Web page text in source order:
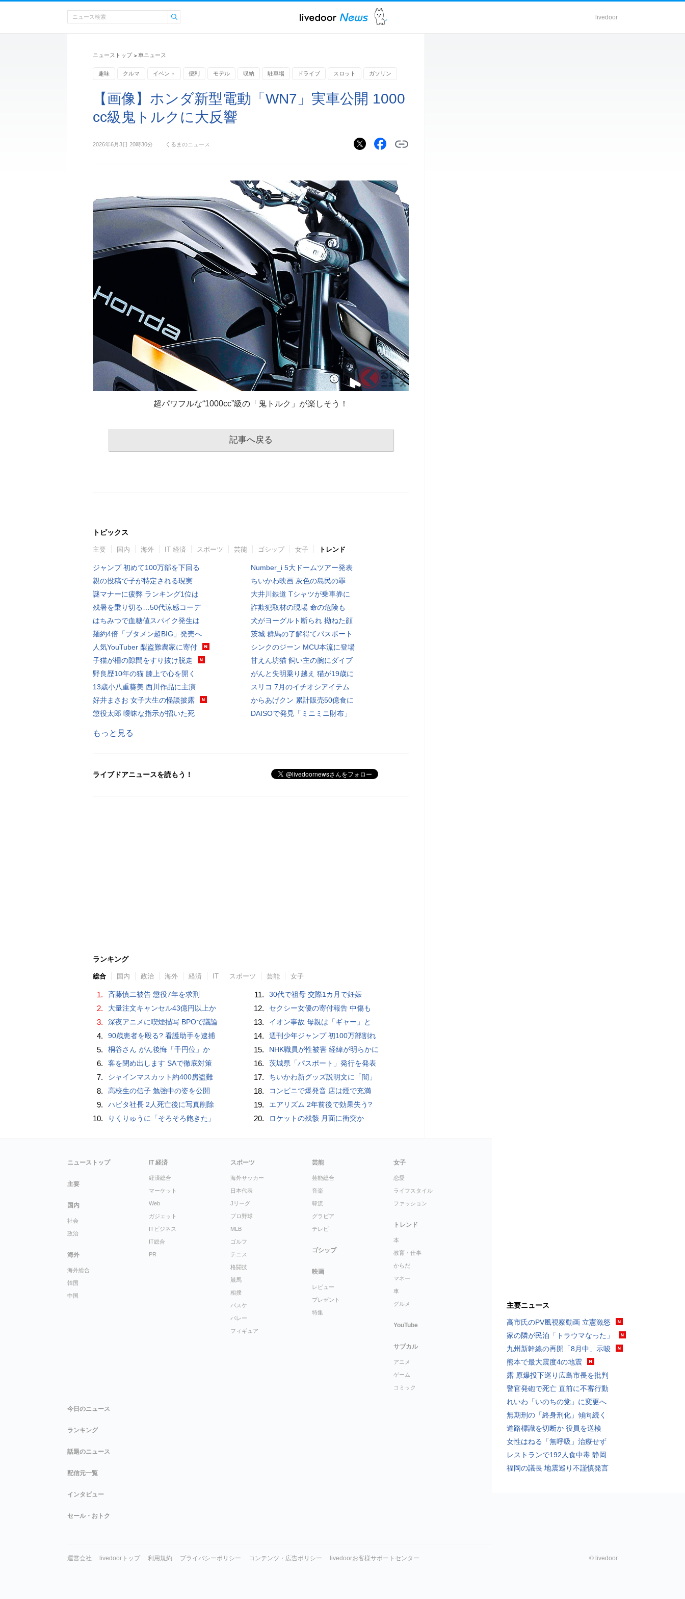
livedoor
ニューストップ > 車ニュース
趣味 クルマ イベント 便利 モデル 収納 駐車場 ドライブ スロット ガソリン
【画像】ホンダ新型電動「WN7」実車公開 1000
cc級鬼トルクに大反響
2026年6月3日 20時30分 くるまのニュース
超パワフルな“1000cc”級の「鬼トルク」が楽しそう！
記事へ戻る
トピックス
主要 国内 海外 IT 経済 スポーツ 芸能 ゴシップ 女子 トレンド
ジャンプ 初めて100万部を下回る
親の投稿で子が特定される現実
謎マナーに疲弊 ランキング1位は
残暑を乗り切る…50代涼感コーデ
はちみつで血糖値スパイク発生は
麺約4倍「ブタメン超BIG」発売へ
人気YouTuber 梨盗難農家に寄付
子猫が柵の隙間をすり抜け脱走
野良歴10年の猫 膝上で心を開く
13歳小八重葵美 西川作品に主演
好井まさお 女子大生の怪談披露
懲役太郎 曖昧な指示が招いた死
Number_i 5大ドームツアー発表
ちいかわ映画 灰色の島民の罪
大井川鉄道 Tシャツが乗車券に
詐欺犯取材の現場 命の危険も
犬がヨーグルト断られ 拗ねた顔
茨城 群馬の了解得てパスポート
シンクのジーン MCU本流に登場
甘えん坊猫 飼い主の腕にダイブ
がんと失明乗り越え 猫が19歳に
スリコ 7月のイチオシアイテム
からあげクン 累計販売50億食に
DAISOで発見「ミニミニ財布」
もっと見る
ライブドアニュースを読もう！
ランキング
総合 国内 政治 海外 経済 IT スポーツ 芸能 女子
1. 斉藤慎二被告 懲役7年を求刑
2. 大量注文キャンセル43億円以上か
3. 深夜アニメに喫煙描写 BPOで議論
4. 90歳患者を殴る? 看護助手を逮捕
5. 桐谷さん がん後悔「千円位」か
6. 客を閉め出します SAで徹底対策
7. シャインマスカット約400房盗難
8. 高校生の信子 勉強中の姿を公開
9. ハビタ社長 2人死亡後に写真削除
10. りくりゅうに「そろそろ飽きた」
11. 30代で祖母 交際1カ月で妊娠
12. セクシー女優の寄付報告 中傷も
13. イオン事故 母親は「ギャー」と
14. 週刊少年ジャンプ 初100万部割れ
15. NHK職員が性被害 経緯が明らかに
16. 茨城県「パスポート」発行を発表
17. ちいかわ新グッズ説明文に「闇」
18. コンビニで爆発音 店は煙で充満
19. エアリズム 2年前後で効果失う?
20. ロケットの残骸 月面に衝突か
主要ニュース
高市氏のPV風視察動画 立憲激怒
家の隣が民泊「トラウマなった」
九州新幹線の再開「8月中」示唆
熊本で最大震度4の地震
露 原爆投下巡り広島市長を批判
警官発砲で死亡 直前に不審行動
れいわ「いのちの党」に変更へ
無期刑の「終身刑化」傾向続く
道路標識を切断か 役員を送検
女性はねる「無呼吸」治療せず
レストランで192人食中毒 静岡
福岡の議長 地震巡り不謹慎発言
ニューストップ
主要
国内
社会
政治
海外
海外総合
韓国
中国
IT 経済
経済総合
マーケット
Web
ガジェット
ITビジネス
IT総合
PR
スポーツ
海外サッカー
日本代表
Jリーグ
プロ野球
MLB
ゴルフ
テニス
格闘技
競馬
相撲
バスケ
バレー
フィギュア
芸能
芸能総合
音楽
韓流
グラビア
テレビ
ゴシップ
映画
レビュー
プレゼント
特集
女子
恋愛
ライフスタイル
ファッション
トレンド
本
教育・仕事
からだ
マネー
車
グルメ
YouTube
サブカル
アニメ
ゲーム
コミック
今日のニュース
ランキング
話題のニュース
配信元一覧
インタビュー
セール・おトク
運営会社 livedoorトップ 利用規約 プライバシーポリシー コンテンツ・広告ポリシー livedoorお客様サポートセンター © livedoor